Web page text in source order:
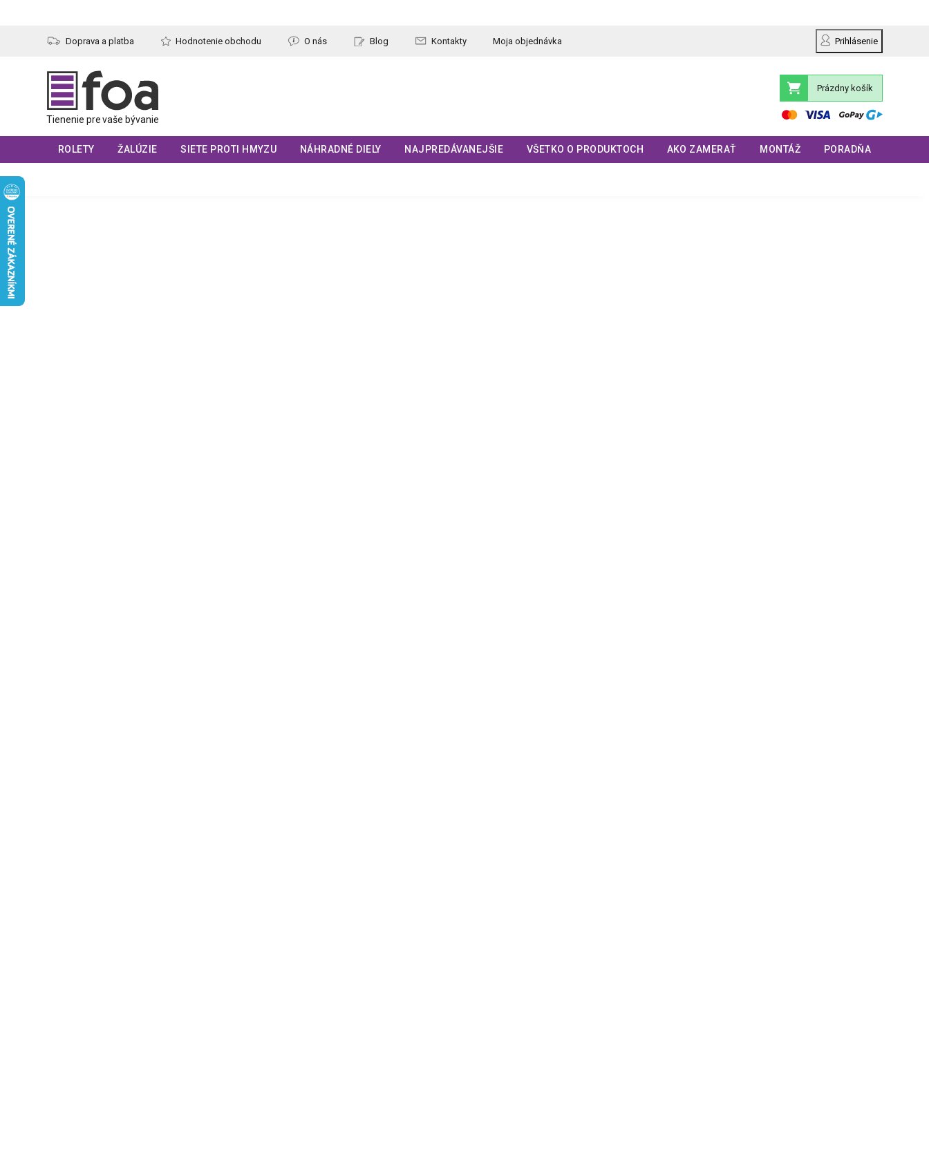
Doprava a platba Hodnotenie obchodu O nás Blog Kontakty Moja objednávka Prihlásenie
Nákupný
košík
Prázdny košík
ROLETY ŽALÚZIE SIETE PROTI HMYZU NÁHRADNÉ DIELY NAJPREDÁVANEJŠIE VŠETKO O PRODUKTOCH AKO ZAMERAŤ MONTÁŽ PORADŇA